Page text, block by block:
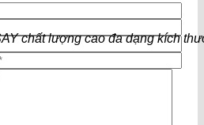
chất lượng cao đa dạng kích